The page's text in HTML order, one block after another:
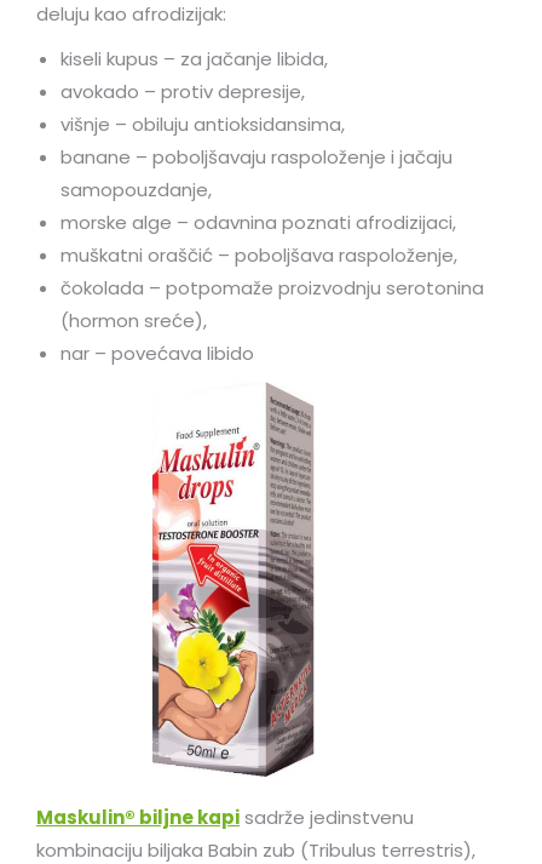
deluju kao afrodizijak:
kiseli kupus – za jačanje libida,
avokado – protiv depresije,
višnje – obiluju antioksidansima,
banane – poboljšavaju raspoloženje i jačaju
samopouzdanje,
morske alge – odavnina poznati afrodizijaci,
muškatni oraščić – poboljšava raspoloženje,
čokolada – potpomaže proizvodnju serotonina
(hormon sreće),
nar – povećava libido
Maskulin® biljne kapisadrže jedinstvenu
kombinaciju biljaka Babin zub (Tribulus terrestris),